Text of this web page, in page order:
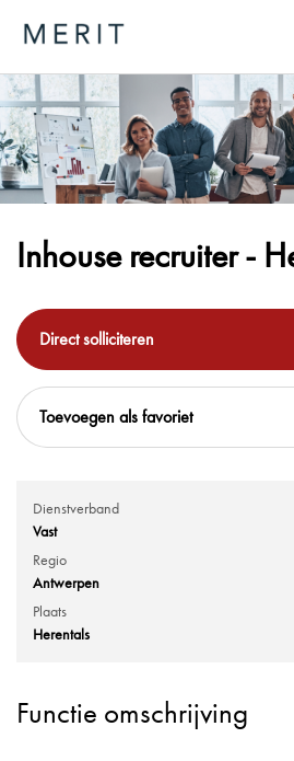
Inhouse recruiter -
Direct solliciteren
favoriet
Dienstverband
Vast
Regio
Antwerpen
Plaats
Herentals
Functie omschrijving